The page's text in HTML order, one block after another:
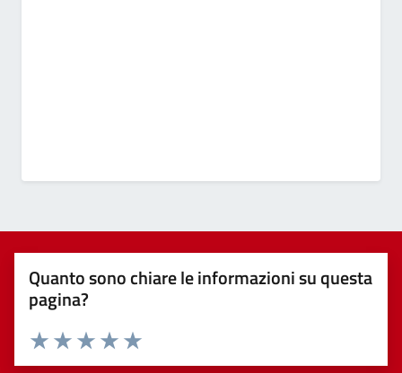
Quanto sono chiare le informazioni su questa
pagina?
Valuta 5 stelle su 5
Valuta 4 stelle su 5
Valuta 3 stelle su 5
Valuta 2 stelle su 5
Valuta 1 stelle su 5